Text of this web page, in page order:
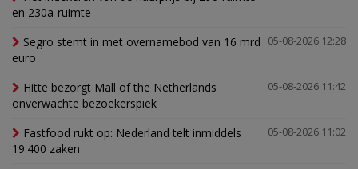
en 230a-ruimte
05-08-2026 12:28
Segro stemt in met overnamebod van 16 mrd
euro
05-08-2026 11:42
Hitte bezorgt Mall of the Netherlands
onverwachte bezoekerspiek
05-08-2026 11:02
Fastfood rukt op: Nederland telt inmiddels
19.400 zaken